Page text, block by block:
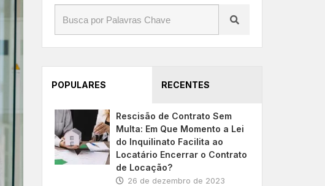
POPULARES RECENTES
Rescisão de Contrato Sem
Multa: Em Que Momento a Lei
do Inquilinato Facilita ao
Locatário Encerrar o Contrato
de Locação?
26 de dezembro de 2023